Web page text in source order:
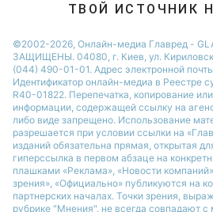
ТВОЙ ИСТОЧНИК
©2002-2026, Онлайн-медиа Главред -
ЗАЩИЩЕНЫ. 04080, г. Киев, ул.
(044) 490-01-01. Адрес электронной
Идентификатор онлайн-медиа в Реестре
R40-01822. Перепечатка, копирование
информации, содержащей ссылку на
либо виде запрещено. Использование
разрешается при условии ссылки на
изданий обязательна прямая, открытая
гиперссылка в первом абзаце на
плашками «Реклама», «Новости
зрения», «Официально» публикуются на
партнерских началах. Точки зрения,
рубрике "Мнения", не всегда совпадают